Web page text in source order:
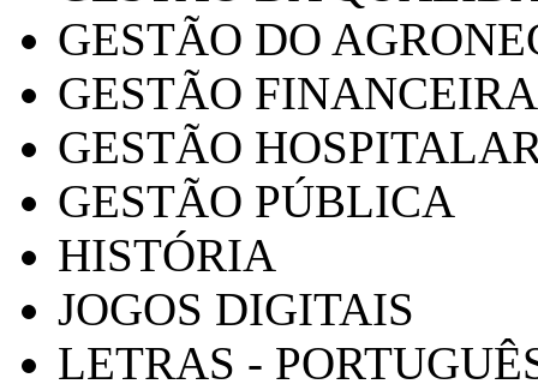
GESTÃO DO
GESTÃO FINANCEIRA
GESTÃO
GESTÃO PÚBLICA
HISTÓRIA
JOGOS DIGITAIS
LETRAS -